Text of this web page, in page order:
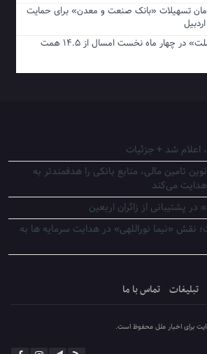
میلیارد تومان تسهیلات «بانک صنعت و معدن» برای حمایت
حق بیمه تولیدی«بیمه ملت» در چهار ماه نخست امسال از ۱۴.۵ همت
شد + جزئیات
تامین مالی، منابع بانکی را هدفمندتر به
می‌کند
پشتیبانی از زائران اربعین
«نیما نوراللهی» در هدایت سرمایه ها به
تبلیغات تماس با ما
برای اخبار ملل محفوظ است.